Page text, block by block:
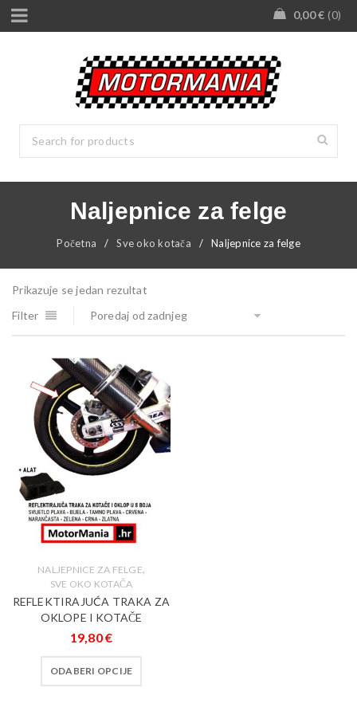
0,00€ 0
Naljepnice za felge
Početna / Sve oko kotača / Naljepnice za felge
Prikazuje se jedan rezultat
Filter
Poredaj od zadnjeg
NALJEPNICE ZA FELGE,
SVE OKO KOTAČA
REFLEKTIRAJUĆA TRAKA ZA
OKLOPE I KOTAČE
19,80€
ODABERI OPCIJE